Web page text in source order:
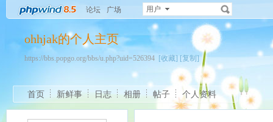
论坛 广场 用户
ohhjak的个人主页
https://bbs.popgo.org/bbs/u.php?uid=526394 [收藏] [复制]
首页 新鲜事 日志 相册 帖子 个人资料